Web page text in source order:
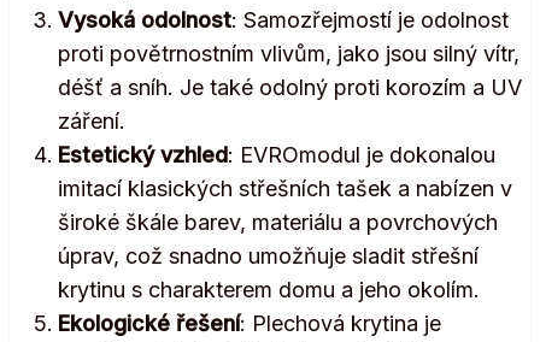
Vysoká odolnost: Samozřejmostí je odolnost
proti povětrnostním vlivům, jako jsou silný vítr,
déšť a sníh. Je také odolný proti korozím a UV
záření.
Estetický vzhled: EVROmodul je dokonalou
imitací klasických střešních tašek a nabízen v
široké škále barev, materiálu a povrchových
úprav, což snadno umožňuje sladit střešní
krytinu s charakterem domu a jeho okolím.
Ekologické řešení: Plechová krytina je